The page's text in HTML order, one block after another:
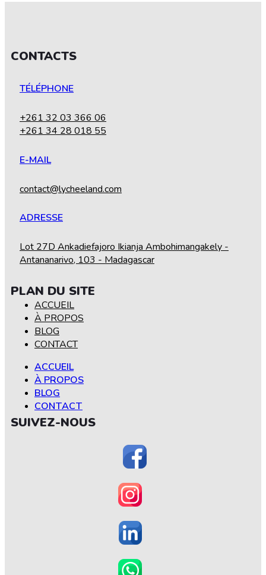
CONTACTS
TÉLÉPHONE
+261 32 03 366 06
+261 34 28 018 55
E-MAIL
contact@lycheeland.com
ADRESSE
Lot 27D Ankadiefajoro Ikianja Ambohimangakely -
Antananarivo, 103 - Madagascar
PLAN DU SITE
ACCUEIL
À PROPOS
BLOG
CONTACT
ACCUEIL
À PROPOS
BLOG
CONTACT
SUIVEZ-NOUS